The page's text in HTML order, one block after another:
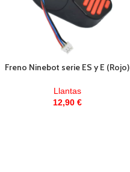
Freno Ninebot serie ES y E (Rojo)
Llantas
12,90 €